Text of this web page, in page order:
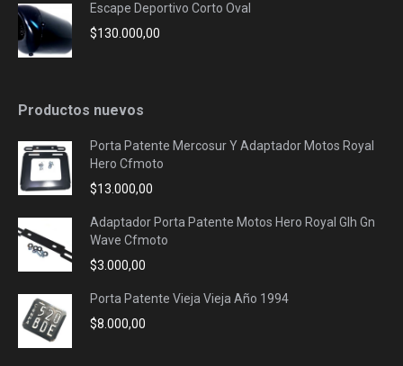
Escape Deportivo Corto Oval
$130.000,00
Productos nuevos
Porta Patente Mercosur Y Adaptador Motos Royal
Hero Cfmoto
$13.000,00
Adaptador Porta Patente Motos Hero Royal Glh Gn
Wave Cfmoto
$3.000,00
Porta Patente Vieja Vieja Año 1994
$8.000,00